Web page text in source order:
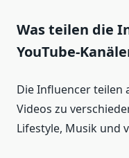
Was teilen die
YouTube-
Die Influencer teilen
Videos zu
Lifestyle, Musik und